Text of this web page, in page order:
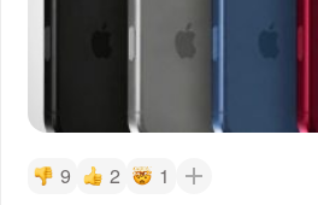
9 2 1